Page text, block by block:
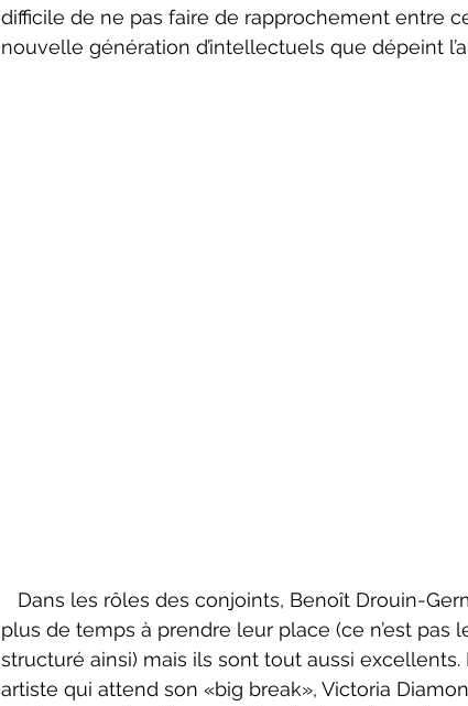
difficile de ne pas faire de rapprochement entre
nouvelle génération d’intellectuels que dépeint
plus de temps à prendre leur place (ce n’est pas
structuré ainsi) mais ils sont tout aussi excellents.
artiste qui attend son «big break», Victoria